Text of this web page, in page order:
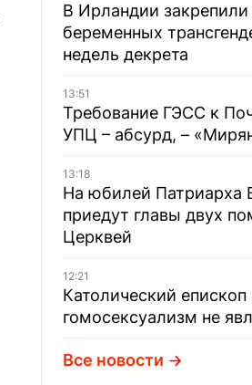
В Ирландии закрепили
беременных
недель декрета
13:51
Требование ГЭСС к
УПЦ – абсурд, –
13:18
На юбилей Патриарха
приедут главы двух
Церквей
12:21
Католический епископ
гомосексуализм не
Все новости